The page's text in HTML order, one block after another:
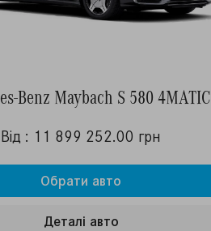
Benz Maybach S 580 4MATIC
Від : 11 899 252.00 грн
Обрати авто
Деталi авто